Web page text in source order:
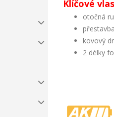
Klíčové
otočná
kovový
2 délky